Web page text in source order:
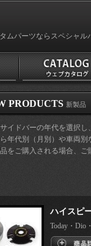
ムパーツならスペシャル
PRODUCTS 新製品
イドバーの年代を選択
年代別（月別）や車両
をご購入される場合、
ハイスピ
Today・Dio